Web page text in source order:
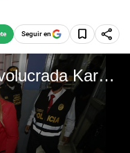
Seguir en
¿En qué casos está involucrada Karelim López? #VideosEC